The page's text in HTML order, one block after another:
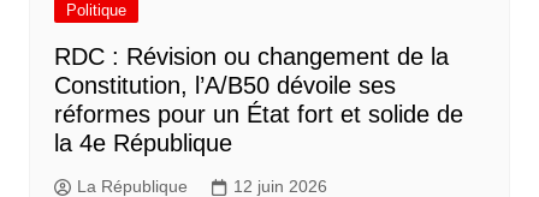
Politique
RDC : Révision ou changement de la
Constitution, l’A/B50 dévoile ses
réformes pour un État fort et solide de
la 4e République
La République 12 juin 2026